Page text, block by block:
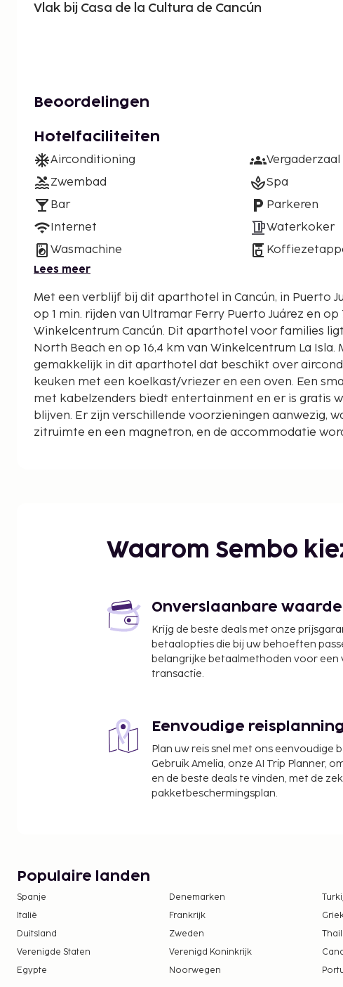
Vlak bij Casa de la Cultura de Cancún
Beoordelingen
Hotelfaciliteiten
Airconditioning
Zwembad
Bar
Internet
Wasmachine
Vergaderzaal
Spa
Parkeren
Waterkoker
Lees meer
Met een verblijf bij dit aparthotel in Cancún, in Puerto
op 1 min. rijden van Ultramar Ferry Puerto Juárez en op
Winkelcentrum Cancún. Dit aparthotel voor families ligt op 16,1 km van
North Beach en op 16,4 km van Winkelcentrum La Isla.
gemakkelijk in dit aparthotel dat beschikt over
keuken met een koelkast/vriezer en een oven. Een
met kabelzenders biedt entertainment en er is gratis
blijven. Er zijn verschillende voorzieningen aanwezig,
zitruimte en een magnetron, en de accommodatie
Museo Iconografico de la Carrera Panamericana - 2,5
Mercado 23 - 3 km
Parque de las Palapas - 3,6 km
Stadhuis Benito Juarez - 3,7 km
Puerto Cancun-golfbaan - 3,8 km
Teatro Xbalamqué - 3,8 km
Mercado Ki Huic - 3,8 km
Mercado 28 - 4,2 km
De dichtstbijgelegen grootste luchthavens zijn:
Cancun, Quintana Roo (CUN-Internationale luchthaven
Internationale luchthaven Tulum (TQO) - 174,7 km
en fitnessfaciliteiten. Andere kenmerken van dit
aparthotel kunnen genieten van een lekker diner bij
de snackbar/deli.
Waarom Sembo
Onverslaanbare
Krijg de beste deals met onze
betaalopties die bij uw behoeften
belangrijke betaalmethoden voor een
transactie.
Eenvoudige reisplanning
Plan uw reis snel met ons eenvoudige
Gebruik Amelia, onze AI Trip Planner,
en de beste deals te vinden, met de
pakketbeschermingsplan.
Populaire landen
Spanje Denemarken
Italië
Frankrijk
Duitsland
Zweden
Verenigde Staten
Verenigd Koninkrijk
Egypte
Noorwegen